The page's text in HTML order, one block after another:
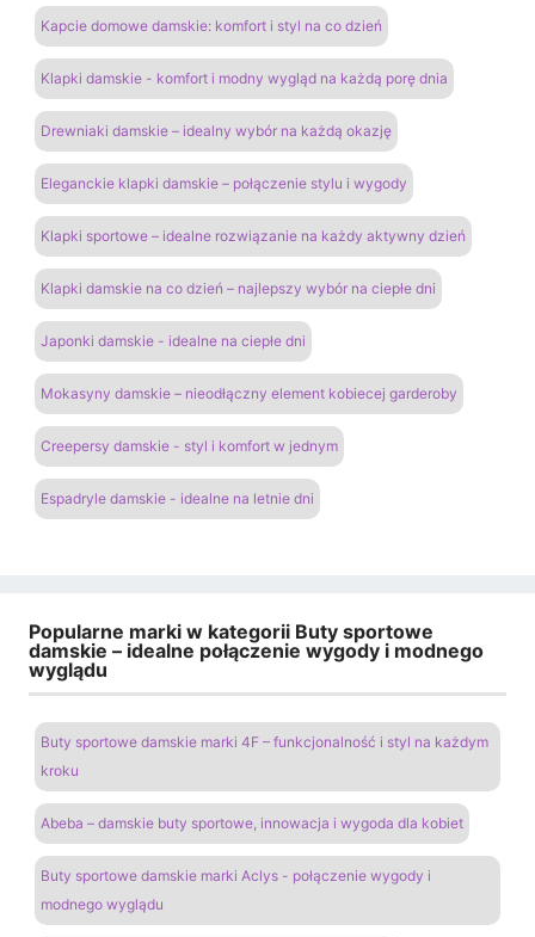
Kapcie domowe damskie: komfort i styl na co dzień
Klapki damskie - komfort i modny wygląd na każdą porę dnia
Drewniaki damskie – idealny wybór na każdą okazję
Eleganckie klapki damskie – połączenie stylu i wygody
Klapki sportowe – idealne rozwiązanie na każdy aktywny dzień
Klapki damskie na co dzień – najlepszy wybór na ciepłe dni
Japonki damskie - idealne na ciepłe dni
Mokasyny damskie – nieodłączny element kobiecej garderoby
Creepersy damskie - styl i komfort w jednym
Espadryle damskie - idealne na letnie dni
Popularne marki w kategorii Buty sportowe
damskie – idealne połączenie wygody i modnego
wyglądu
Buty sportowe damskie marki 4F – funkcjonalność i styl na każdym
kroku
Abeba – damskie buty sportowe, innowacja i wygoda dla kobiet
Buty sportowe damskie marki Aclys - połączenie wygody i
modnego wyglądu